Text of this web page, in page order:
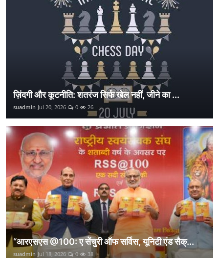
ज़िंदगी और कूटनीति: शतरंज सिर्फ खेल नहीं, जीने का ...
suadmin Jul 20, 2026 0 26
“आरएसएस @100: ए सेंचुरी ऑफ सर्विस, यूनिटी एंड सैक्...
suadmin Jul 18, 2026 0 38